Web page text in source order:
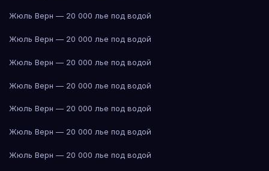
Жюль Верн — 20 000 лье под водой
Жюль Верн — 20 000 лье под водой
Жюль Верн — 20 000 лье под водой
Жюль Верн — 20 000 лье под водой
Жюль Верн — 20 000 лье под водой
Жюль Верн — 20 000 лье под водой
Жюль Верн — 20 000 лье под водой